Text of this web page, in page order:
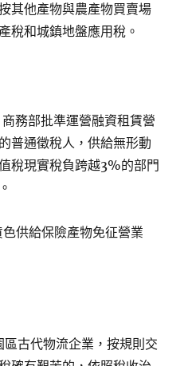
其他產物與農產物買賣場
稅和城鎮地盤應用稅。
務部批準運營融資租賃營
普通徵稅人，供給無形動
稅現實稅負跨越3%的部門
供給保險產物免征營業
古代物流企業，按規則交